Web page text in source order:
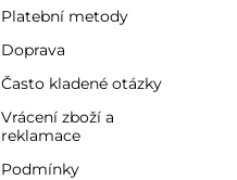
Platební metody
Doprava
Často kladené otázky
Vrácení zboží a
reklamace
Podmínky